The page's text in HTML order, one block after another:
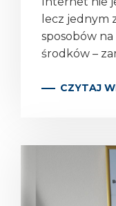
lecz jednym
sposobów
środków –
CZYTAJ